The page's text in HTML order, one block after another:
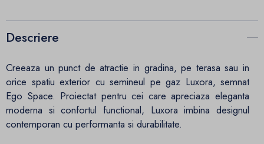
Descriere
Creeaza un punct de atractie in gradina, pe terasa sau in
orice spatiu exterior cu semineul pe gaz Luxora, semnat
Ego Space. Proiectat pentru cei care apreciaza eleganta
moderna si confortul functional, Luxora imbina designul
contemporan cu performanta si durabilitate.